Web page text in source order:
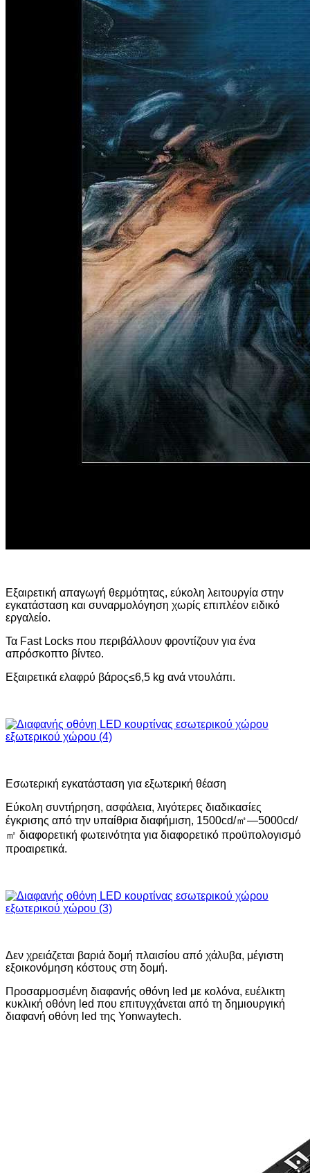
Εξαιρετική απαγωγή θερμότητας, εύκολη λειτουργία στην
εγκατάσταση και συναρμολόγηση χωρίς επιπλέον ειδικό
εργαλείο.
Τα Fast Locks που περιβάλλουν φροντίζουν για ένα
απρόσκοπτο βίντεο.
Εξαιρετικά ελαφρύ βάρος≤6,5 kg ανά ντουλάπι.
Εσωτερική εγκατάσταση για εξωτερική θέαση
Εύκολη συντήρηση, ασφάλεια, λιγότερες διαδικασίες
έγκρισης από την υπαίθρια διαφήμιση, 1500cd/㎡—5000cd/
㎡ διαφορετική φωτεινότητα για διαφορετικό προϋπολογισμό
προαιρετικά.
Δεν χρειάζεται βαριά δομή πλαισίου από χάλυβα, μέγιστη
εξοικονόμηση κόστους στη δομή.
Προσαρμοσμένη διαφανής οθόνη led με κολόνα, ευέλικτη
κυκλική οθόνη led που επιτυγχάνεται από τη δημιουργική
διαφανή οθόνη led της Yonwaytech.